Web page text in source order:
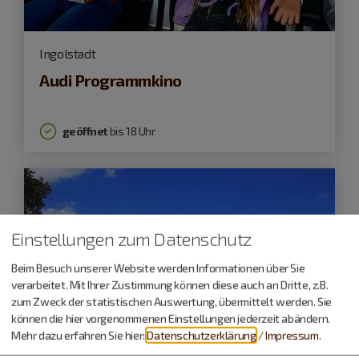
Ingolstadt
Audi Programmkino
geöffnetbis 18 Uhr
Einstellungen zum Datenschutz
Beim Besuch unserer Website werden Informationen über Sie
verarbeitet. Mit Ihrer Zustimmung können diese auch an Dritte, z.B.
zum Zweck der statistischen Auswertung, übermittelt werden. Sie
können die hier vorgenommenen Einstellungen jederzeit abändern.
Mehr dazu erfahren Sie hier:Datenschutzerklärung /Impressum.